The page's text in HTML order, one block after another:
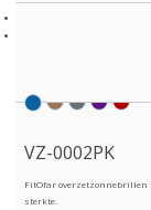
VZ-0002PK
FitOfar overzetzonnebrillen
sterkte.